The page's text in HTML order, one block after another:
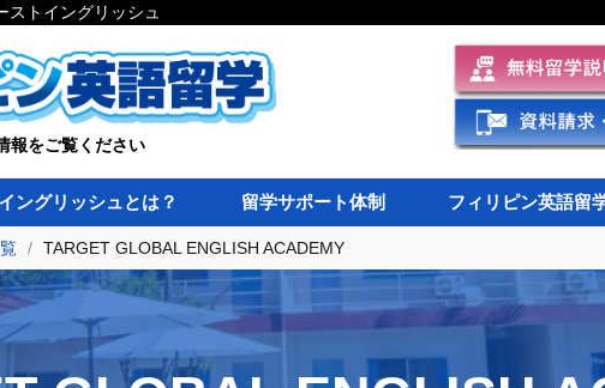
ストイングリッシュ
報をご覧ください
ングリッシュとは？ 留学サポート体制 フィリピン英語留
TARGET GLOBAL ENGLISH ACADEMY